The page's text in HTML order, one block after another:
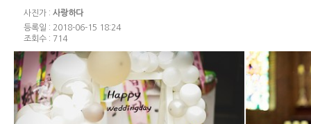
사진가 : 사랑하다
등록일 : 2018-06-15 18:24
조회수 : 714